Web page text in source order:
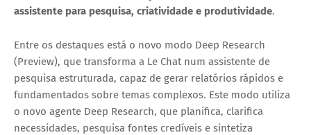
assistente para pesquisa, criatividade e produtividade.
Entre os destaques está o novo modo Deep Research
(Preview), que transforma a Le Chat num assistente de
pesquisa estruturada, capaz de gerar relatórios rápidos e
fundamentados sobre temas complexos. Este modo utiliza
o novo agente Deep Research, que planifica, clarifica
necessidades, pesquisa fontes credíveis e sintetiza